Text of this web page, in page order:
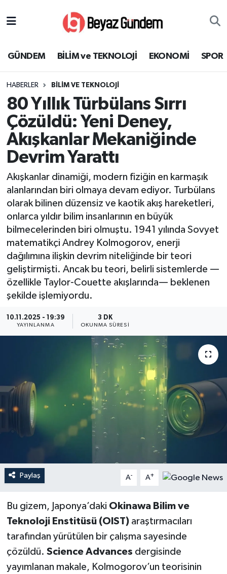
GÜNDEM BİLİM ve TEKNOLOJİ EKONOMİ SPOR
HABERLER BİLİM VE TEKNOLOJİ
80 Yıllık Türbülans Sırrı
Çözüldü: Yeni Deney,
Akışkanlar Mekaniğinde
Devrim Yarattı
Akışkanlar dinamiği, modern fiziğin en karmaşık
alanlarından biri olmaya devam ediyor. Turbülans
olarak bilinen düzensiz ve kaotik akış hareketleri,
onlarca yıldır bilim insanlarının en büyük
bilmecelerinden biri olmuştu. 1941 yılında Sovyet
matematikçi Andrey Kolmogorov, enerji
dağılımına ilişkin devrim niteliğinde bir teori
geliştirmişti. Ancak bu teori, belirli sistemlerde —
özellikle Taylor-Couette akışlarında— beklenen
şekilde işlemiyordu.
10.11.2025 - 19:39
YAYINLANMA
3 DK
OKUNMA SÜRESI
Paylaş A- A+
Bu gizem, Japonya’daki Okinawa Bilim ve
Teknoloji Enstitüsü (OIST)araştırmacıları
tarafından yürütülen bir çalışma sayesinde
çözüldü. Science Advances dergisinde
yayımlanan makale, Kolmogorov’un teorisinin
EKONOMİ
SPOR
SAĞLIK
KÜLTÜR SANAT
MAGAZİN
YEREL
Süper Lig Puan Durumu ve Fikstür
Tüm Manşetler
Son Dakika Haberleri